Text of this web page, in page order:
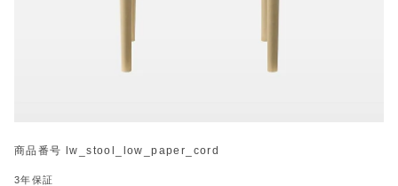
商品番号 lw_stool_low_paper_cord
3年保証